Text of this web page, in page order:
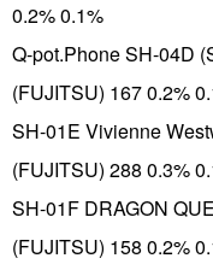
0.2% 0.1%
Q-pot.Phone SH-04D
(FUJITSU) 167 0.2%
SH-01E Vivienne
(FUJITSU) 288 0.3%
SH-01F DRAGON
(FUJITSU) 158 0.2%